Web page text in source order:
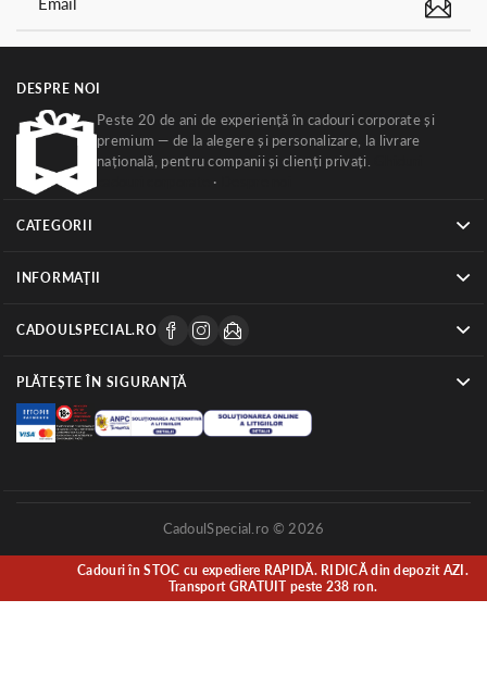
DESPRE NOI
Peste 20 de ani de experiență în cadouri corporate și
premium — de la alegere și personalizare, la livrare
națională, pentru companii și clienți privați.
·
CATEGORII
INFORMAŢII
CADOULSPECIAL.RO
PLĂTEȘTE ÎN SIGURANȚĂ
CadoulSpecial.ro © 2026
Cadouri în STOC cu expediere RAPIDĂ. RIDICĂ din depozit AZI.
Transport GRATUIT peste 238 ron.